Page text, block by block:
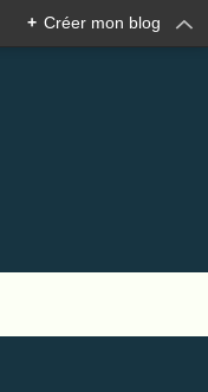
+ Créer mon blog